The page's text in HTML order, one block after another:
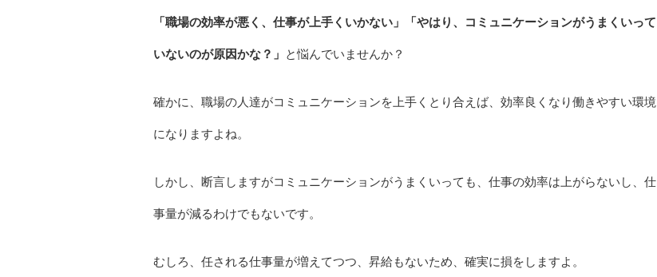
「職場の効率が悪く、仕事が上手くいかない」「やはり、コミュニケーションがうまくいって
いないのが原因かな？」 と悩んでいませんか？
確かに、職場の人達がコミュニケーションを上手くとり合えば、効率良くなり働きやすい環境
になりますよね。
しかし、断言しますがコミュニケーションがうまくいっても、仕事の効率は上がらないし、仕
事量が減るわけでもないです。
むしろ、任される仕事量が増えてつつ、昇給もないため、確実に損をしますよ。